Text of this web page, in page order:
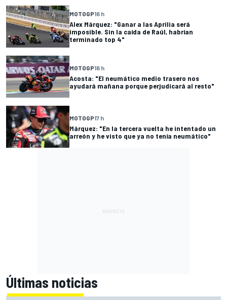
MOTOGP16 h
Alex Márquez: "Ganar a las Aprilia será
imposible. Sin la caída de Raúl, habrían
terminado top 4"
MOTOGP16 h
Acosta: "El neumático medio trasero nos
ayudará mañana porque perjudicará al resto"
MOTOGP17 h
Márquez: "En la tercera vuelta he intentado un
arreón y he visto que ya no tenía neumático"
Últimas noticias